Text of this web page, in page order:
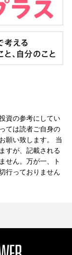
資の参考にしてい
ては読者ご自身の
願い致します。 当
すが、記載される
せん。万が一、ト
行っておりません